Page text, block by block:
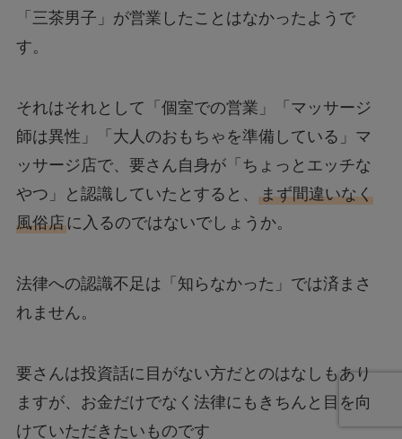
「三茶男子」が営業したことはなかったようで
す。
それはそれとして「個室での営業」「マッサージ
師は異性」「大人のおもちゃを準備している」マ
ッサージ店で、要さん自身が「ちょっとエッチな
やつ」と認識していたとすると、 まず間違いなく
風俗店に入るのではないでしょうか。
法律への認識不足は「知らなかった」では済まさ
れません。
要さんは投資話に目がない方だとのはなしもあり
ますが、お金だけでなく法律にもきちんと目を向
けていただきたいものです